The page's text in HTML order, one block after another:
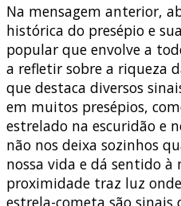
Na mensagem anterior,
histórica do presépio e
popular que envolve a
a refletir sobre a riqueza
que destaca diversos
em muitos presépios,
estrelado na escuridão e
não nos deixa sozinhos
nossa vida e dá sentido à
proximidade traz luz
estrela-cometa são